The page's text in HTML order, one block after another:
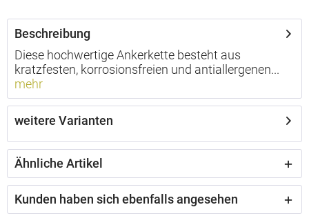
ab 129,00 € *
Beschreibung
Diese hochwertige Ankerkette besteht aus
kratzfesten, korrosionsfreien und antiallergenen...
mehr
weitere Varianten
Ähnliche Artikel
Kunden haben sich ebenfalls angesehen